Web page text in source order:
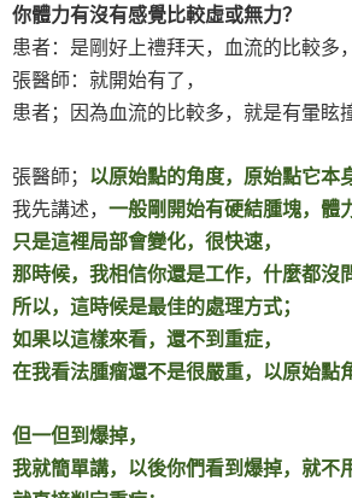
你體力有沒有感覺比較虛或無力？
患者：是剛好上禮拜天，血流的比較多，
張醫師：就開始有了，
患者；因為血流的比較多，就是有暈眩
張醫師； 以原始點的角度，原始點它本
我先講述， 一般剛開始有硬結腫塊，體
只是這裡局部會變化，很快速，
那時候，我相信你還是工作，什麼都沒
所以，這時候是最佳的處理方式；
如果以這樣來看，還不到重症，
在我看法腫瘤還不是很嚴重，以原始點
但一但到爆掉，
我就簡單講，以後你們看到爆掉，就不